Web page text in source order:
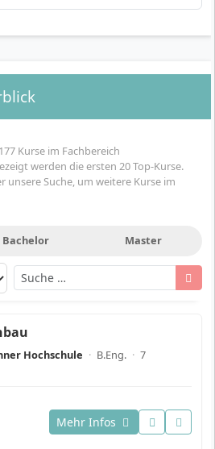
Kurse im Fachbereich
werden die ersten 20 Top-Kurse.
Suche, um weitere Kurse im
Bachelor Master
Hochschule · B.Eng. · 7
Mehr Infos